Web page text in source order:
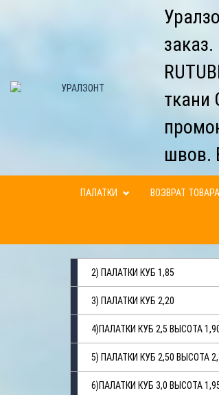
ткани
швов.
ПАЛАТКИ ВОЗВРАТ ТОВАРА
2) ПАЛАТКИ КУБ 1,85
3) ПАЛАТКИ КУБ 2,20
4)ПАЛАТКИ КУБ 2,5 ВЫСОТА
5) ПАЛАТКИ КУБ 2,50 ВЫСОТА
6)ПАЛАТКИ КУБ 3,0 ВЫСОТА